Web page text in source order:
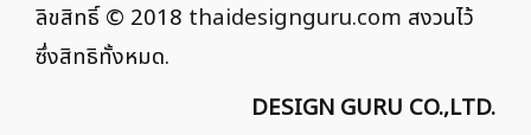
ลิขสิทธิ์ © 2018 thaidesignguru.com สงวนไว้
ซึ่งสิทธิทั้งหมด.
DESIGN GURU CO.,LTD.